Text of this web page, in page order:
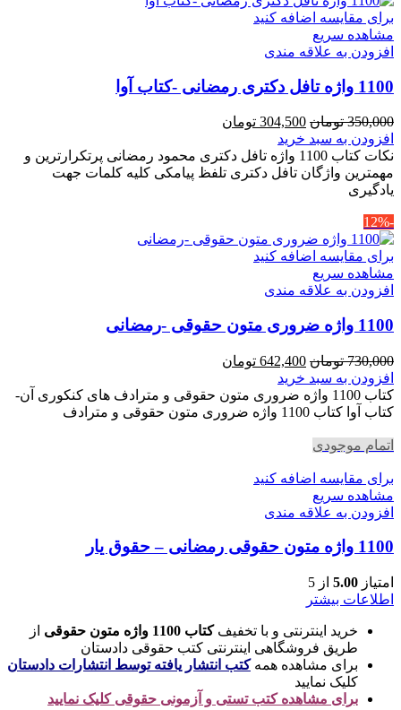
برای مقایسه اضافه کنید
مشاهده سریع
افزودن به علاقه مندی
1100 واژه تافل دکتری رمضانی -کتاب آوا
350,000 تومان قیمت
اصلی
350,000 تومان
بود.
304,500 تومان
304,500 تومان
است.
افزودن به سبد خرید
نکات کتاب 1100 واژه تافل دکتری محمود رمضانی پرتکرارترین و
مهمترین واژگان تافل دکتری تلفظ پیامکی کلیه کلمات جهت
یادگیری
-12%
برای مقایسه اضافه کنید
مشاهده سریع
افزودن به علاقه مندی
1100 واژه ضروری متون حقوقی -رمضانی
730,000 تومان قیمت
اصلی
730,000 تومان
بود.
642,400 تومان
642,400 تومان
است.
افزودن به سبد خرید
کتاب 1100 واژه ضروری متون حقوقی و مترادف های کنکوری آن-
کتاب آوا کتاب 1100 واژه ضروری متون حقوقی و مترادف
اتمام موجودی
برای مقایسه اضافه کنید
مشاهده سریع
افزودن به علاقه مندی
1100 واژه متون حقوقی رمضانی – حقوق یار
امتیاز 5.00 از 5
اطلاعات بیشتر
خرید اینترنتی و با تخفیفکتاب 1100 واژه متون حقوقی
از
طریق فروشگاهی اینترنتی کتب حقوقی دادستان
برای مشاهده همهکتب انتشار یافته توسط انتشارات دادستان
کلیک نمایید
برای مشاهده کتب تستی و آزمونی حقوقی کلیک نمایید